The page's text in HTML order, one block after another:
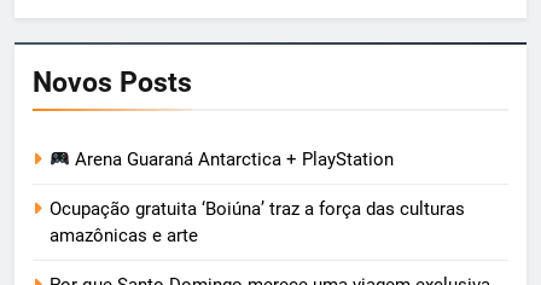
Novos Posts
Arena Guaraná Antarctica + PlayStation
Ocupação gratuita ‘Boiúna’ traz a força das culturas
amazônicas e arte